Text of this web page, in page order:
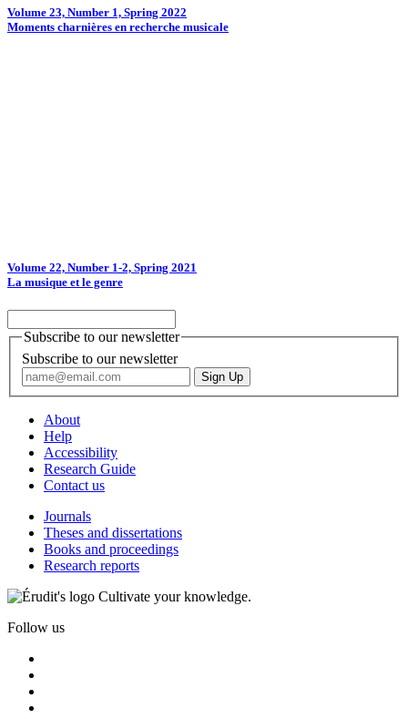
Volume 23, Number 1, Spring 2022
Moments charnières en recherche musicale
Volume 22, Number 1-2, Spring 2021
La musique et le genre
Subscribe to our newsletter
Subscribe to our newsletter
About
Help
Accessibility
Research Guide
Contact us
Journals
Theses and dissertations
Books and proceedings
Research reports
Cultivate your knowledge.
Follow us